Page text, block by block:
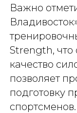
Важно
Strength, что
качество
позволяет
подготовку
спортсменов.